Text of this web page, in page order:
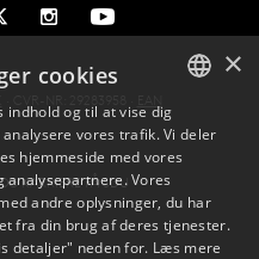
KARRIERE PÅ SDU
DANISH
DANISH
×
cookies
indhold og til at vise dig
vores trafik. Vi deler
hjemmeside med vores
Vores
andre oplysninger, du har
fra din brug af deres tjenester.
detaljer" neden for. Læs mere